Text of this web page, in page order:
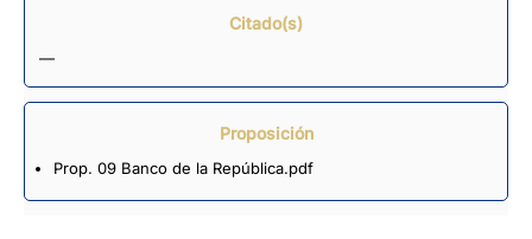
Citado(s)
—
Proposición
Prop. 09 Banco de la República.pdf